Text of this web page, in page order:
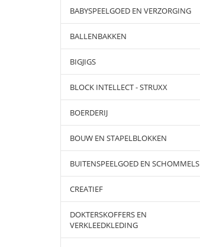
BABYSPEELGOED EN VERZORGING
BALLENBAKKEN
BIGJIGS
BLOCK INTELLECT - STRUXX
BOERDERIJ
BOUW EN STAPELBLOKKEN
BUITENSPEELGOED EN SCHOMMELS
CREATIEF
DOKTERSKOFFERS EN
VERKLEEDKLEDING